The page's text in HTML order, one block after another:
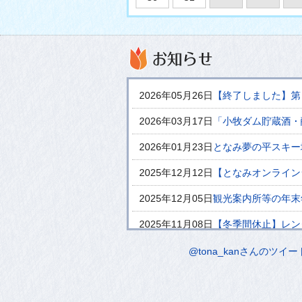
2026年05月26日 【終了しました】
2026年03月17日 「小牧ダム貯蔵酒
2026年01月23日 となみ夢の平スキ
2025年12月12日 【となみオンライ
2025年12月05日観光案内所等の年
2025年11月08日 【冬季間休止】レ
2025年10月15日JR砺波駅観光案内
@tona_kanさんのツイー